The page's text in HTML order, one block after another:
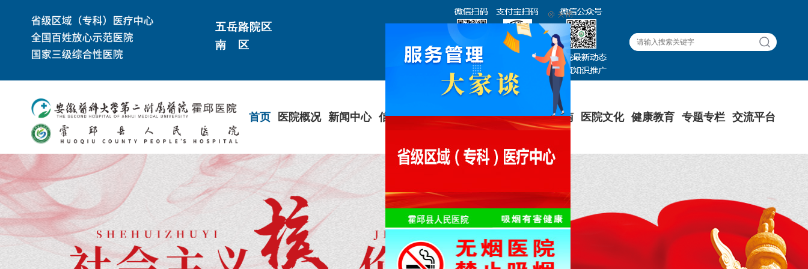
五岳路院区
南 区
首页 医院概况 新闻中心 信息公开 科室导航 专家介绍 就医指南 医院文化 健康教育 专题专栏 交流平台